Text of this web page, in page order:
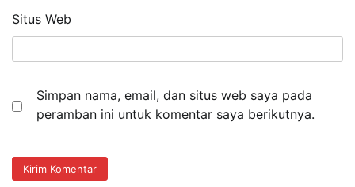
Situs Web
Simpan nama, email, dan situs web saya pada
peramban ini untuk komentar saya berikutnya.